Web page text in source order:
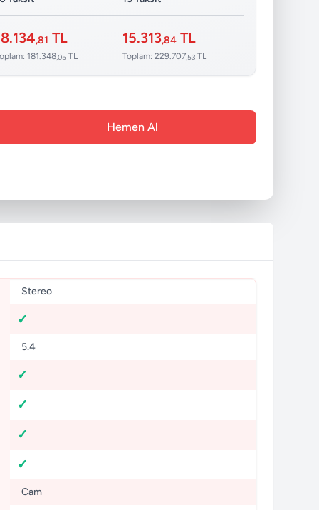
,81 TL
181.348,05 TL
15.313,84 TL
Toplam: 229.707 ,53 TL
Hemen Al
Stereo
5.4
Cam